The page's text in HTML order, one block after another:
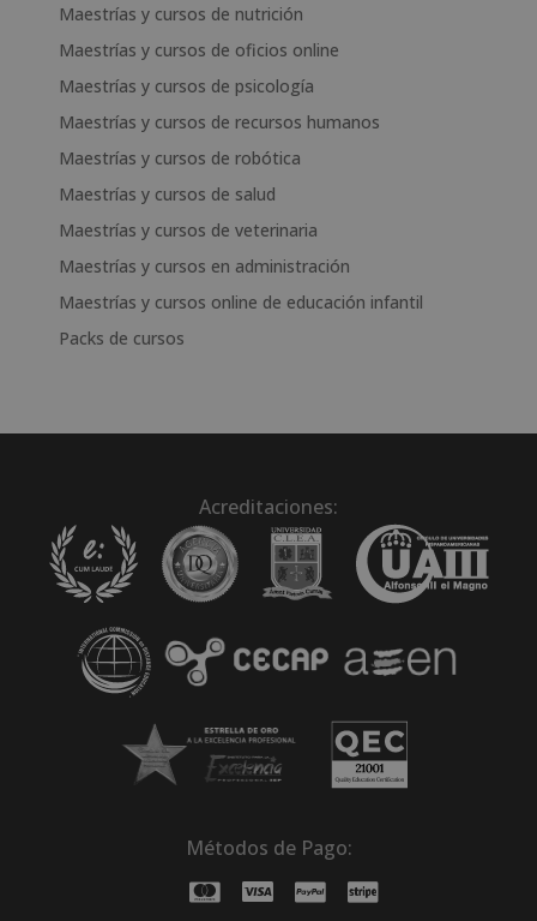
Maestrías y cursos de nutrición
Maestrías y cursos de oficios online
Maestrías y cursos de psicología
Maestrías y cursos de recursos humanos
Maestrías y cursos de robótica
Maestrías y cursos de salud
Maestrías y cursos de veterinaria
Maestrías y cursos en administración
Maestrías y cursos online de educación infantil
Packs de cursos
Acreditaciones:
Métodos de Pago: